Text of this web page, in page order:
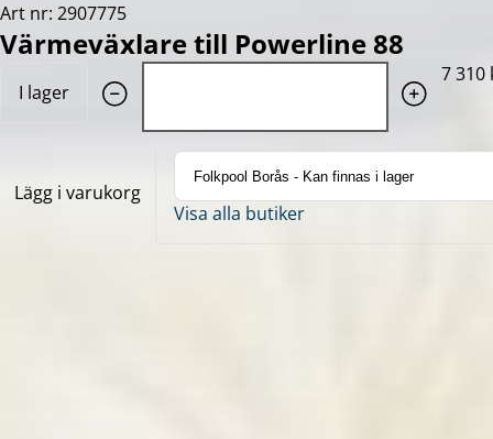
Art nr: 2907775
Värmeväxlare till Powerline 88
I lager
7 310
Lägg i varukorg
Visa alla butiker